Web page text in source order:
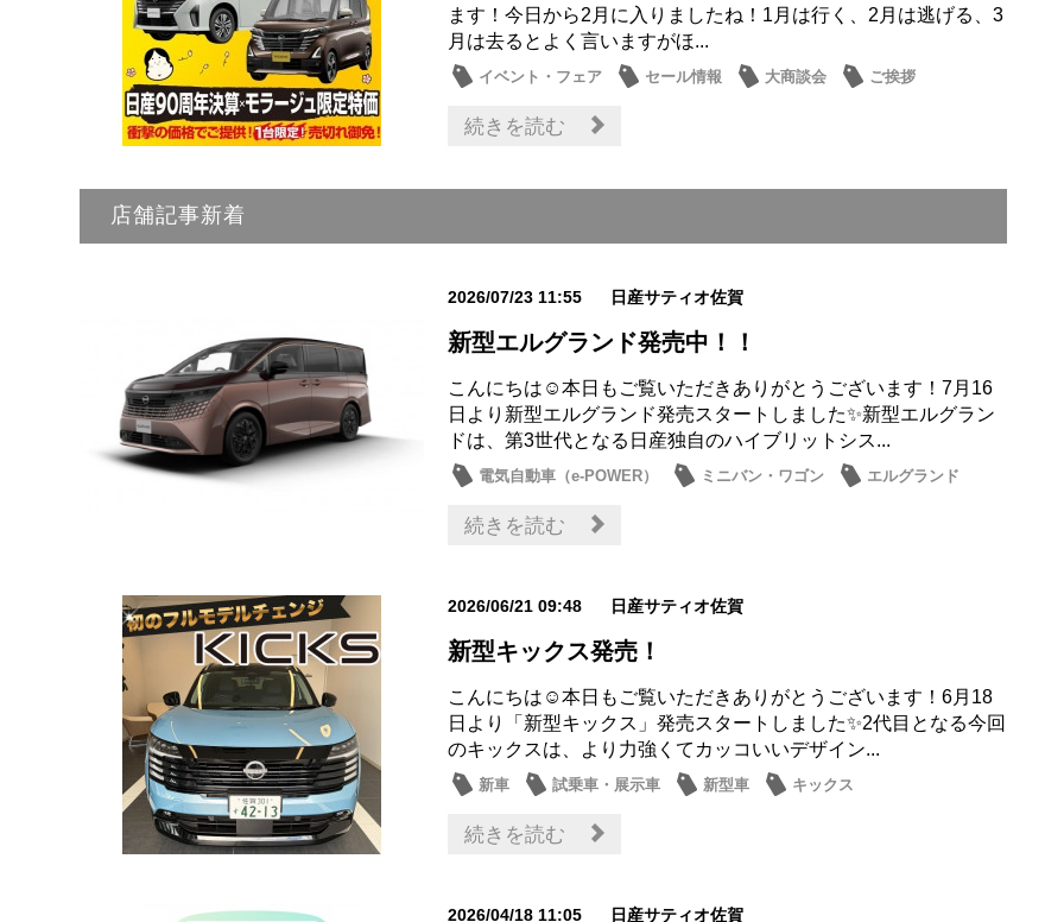
ます！​​​​​​今日から2月に入りましたね！1月は行く、2月は逃げる、3
月は去るとよく言いますがほ...
イベント・フェア セール情報 大商談会
ご挨拶
近所・近隣
続きを読む
店舗記事新着
2026/07/23 11:55 日産サティオ佐賀
新型エルグランド発売中！！
こんにちは☺本日もご覧いただきありがとうございます！7月16
日より新型エルグランド発売スタートしました✨新型エルグラン
ドは、第3世代となる日産独自のハイブリットシス...
電気自動車（e-POWER） ミニバン・ワゴン
エルグランド
続きを読む
2026/06/21 09:48 日産サティオ佐賀
新型キックス発売！
こんにちは☺本日もご覧いただきありがとうございます！6月18
日より「新型キックス」発売スタートしました✨2代目となる今回
のキックスは、より力強くてカッコいいデザイン...
新車 試乗車・展示車 新型車 キックス
続きを読む
2026/04/18 11:05 日産サティオ佐賀